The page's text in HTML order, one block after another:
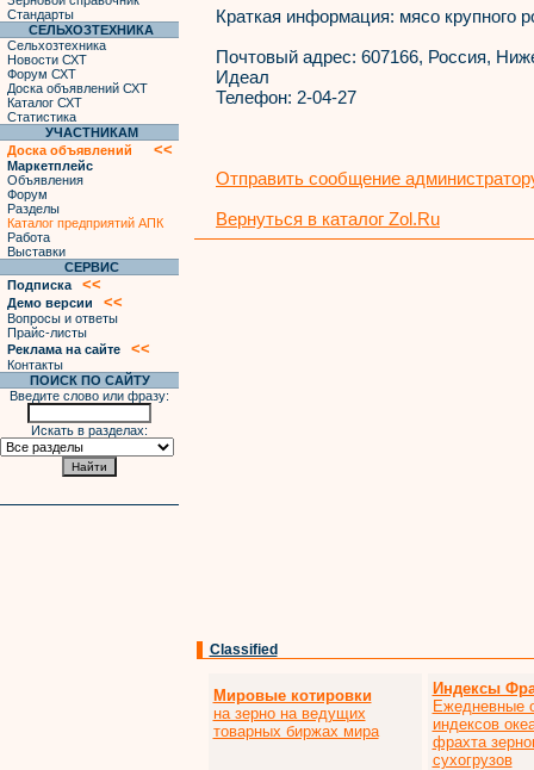
Стандарты
СЕЛЬХОЗТЕХНИКА
Сельхозтехника
Новости СХТ
Форум СХТ
Доска объявлений СХТ
Каталог СХТ
Статистика
УЧАСТНИКАМ
Доска объявлений
<<
Маркетплейс
Объявления
Форум
Разделы
Каталог предприятий АПК
Работа
Выставки
СЕРВИС
Подписка
<<
Демо версии <<
Вопросы и ответы
Прайс-листы
Реклама на сайте
<<
Контакты
ПОИСК ПО САЙТУ
Введите слово или фразу:
Искать в разделах:
Краткая информация: мясо крупного
Почтовый адрес: 607166, Россия,
Идеал
Телефон: 2-04-27
Отправить сообщение
Вернуться в каталог Zol.Ru
Classified
Мировые котировки
на зерно на ведущих
товарных биржах мира
Индексы
Ежедневные
индексов
фрахта
сухогрузов